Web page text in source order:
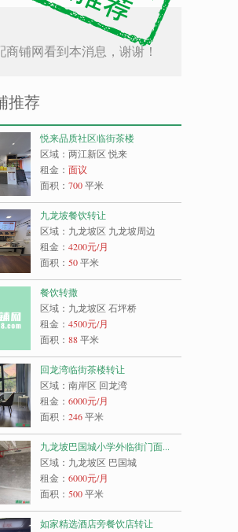
铺网看到本消息，谢谢！
推荐
悦来品质社区临街茶楼
区域：两江新区 悦来
租金： 面议
面积： 700平米
九龙坡餐饮转让
区域：九龙坡区 九龙坡周边
租金： 4200元/月
面积： 50平米
餐饮转撒
区域：九龙坡区 石坪桥
租金： 4500元/月
面积： 88平米
回龙湾临街茶楼转让
区域：南岸区 回龙湾
租金： 6000元/月
面积： 246平米
九龙坡巴国城小学外临街门面...
区域：九龙坡区 巴国城
租金： 6000元/月
面积： 500平米
如家精选酒店旁餐饮店转让